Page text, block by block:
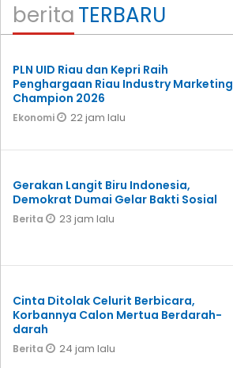
beritaTERBARU
PLN UID Riau dan Kepri Raih
Penghargaan Riau Industry Marketing
Champion 2026
Ekonomi 22 jam lalu
Gerakan Langit Biru Indonesia,
Demokrat Dumai Gelar Bakti Sosial
Berita 23 jam lalu
Cinta Ditolak Celurit Berbicara,
Korbannya Calon Mertua Berdarah-
darah
Berita 24 jam lalu